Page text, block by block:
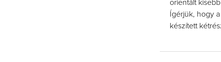
orientált
Ígérjük, hogy
készített